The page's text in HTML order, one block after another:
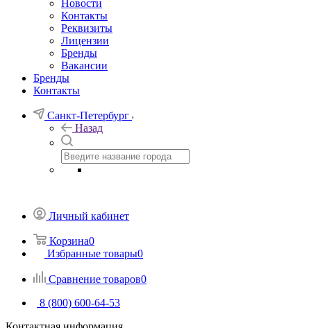
Новости
Контакты
Реквизиты
Лицензии
Бренды
Вакансии
Бренды
Контакты
Санкт-Петербург
Назад
Личный кабинет
Корзина0
Избранные товары0
Сравнение товаров0
8 (800) 600-64-53